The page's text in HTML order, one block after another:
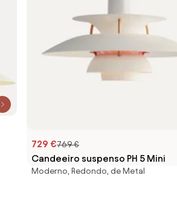
729 €769 €
Candeeiro suspenso PH 5 Mini
Moderno, Redondo, de Metal